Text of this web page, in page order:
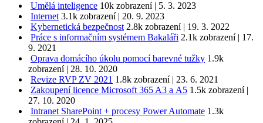
Umělá inteligence 10k zobrazení| 5. 3. 2023
Internet 3.1k zobrazení| 20. 9. 2023
Kybernetická bezpečnost 2.8k zobrazení| 19. 3. 2022
Práce s informačním systémem Bakaláři 2.1k zobrazení| 17.
9. 2021
Oprava domácího úkolu pomocí barevné tužky 1.9k
zobrazení| 28. 10. 2020
Revize RVP ZV 2021 1.8k zobrazení| 23. 6. 2021
Zakoupení licence Microsoft 365 A3 a A5 1.5k zobrazení|
27. 10. 2020
Intranet SharePoint + procesy Power Automate 1.3k